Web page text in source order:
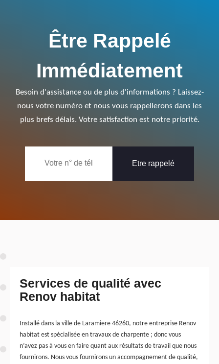
Être Rappelé
Immédiatement
Besoin d'assistance ou de plus d'informations ? Laissez-
nous votre numéro et nous vous rappellerons dans les
plus brefs délais. Votre satisfaction est notre priorité.
Services de qualité avec
Renov habitat
Installé dans la ville de Laramiere 46260, notre entreprise Renov
habitat est spécialisée en travaux de charpente ; donc vous
n’avez pas à vous en faire quant aux résultats de travail que nous
fournirons. Nous vous fournirons un accompagnement de qualité,